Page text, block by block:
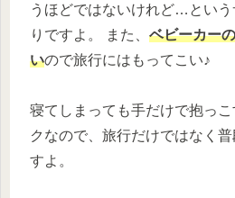
うほどではないけれど…とい
りですよ。 また、 ベビーカー
いので旅行にはもってこい♪
寝てしまっても手だけで抱っ
クなので、旅行だけではなく
すよ。